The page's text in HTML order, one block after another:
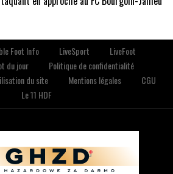
Foot Info LiveSport
LiveFoot
du jour
Politique de confidentialité
du site
Mentions légales
CGU
Le 11 HDF